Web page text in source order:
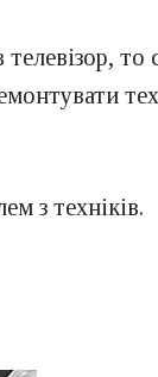
то
з техніків.